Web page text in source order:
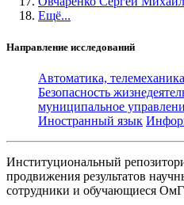
Ещё...
Направление исследований
Автоматика,
Безопасность
муниципальное
Иностранный язык
Институциональный
продвижения результатов
сотрудники и обучающиеся